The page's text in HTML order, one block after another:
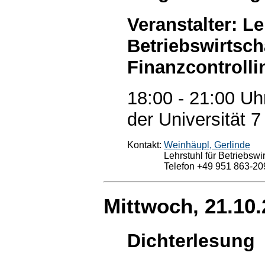
Veranstalter:
18:00 - 21:00
der Universität 7
Kontakt: Weinhäupl, Gerlinde
Lehrstuhl für
Telefon +49 951 863-
Mittwoch,
Dichterlesung